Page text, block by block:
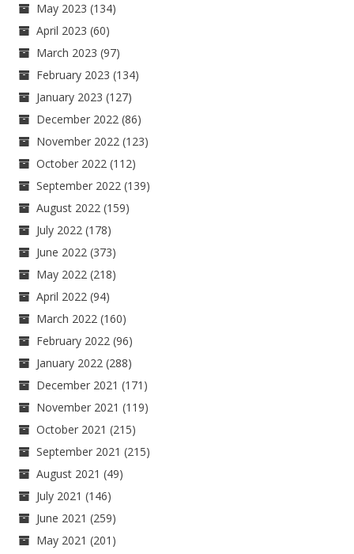
May 2023 (134)
April 2023 (60)
March 2023 (97)
February 2023 (134)
January 2023 (127)
December 2022 (86)
November 2022 (123)
October 2022 (112)
September 2022 (139)
August 2022 (159)
July 2022 (178)
June 2022 (373)
May 2022 (218)
April 2022 (94)
March 2022 (160)
February 2022 (96)
January 2022 (288)
December 2021 (171)
November 2021 (119)
October 2021 (215)
September 2021 (215)
August 2021 (49)
July 2021 (146)
June 2021 (259)
May 2021 (201)